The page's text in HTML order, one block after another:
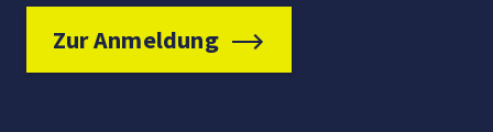
Zur Anmeldung